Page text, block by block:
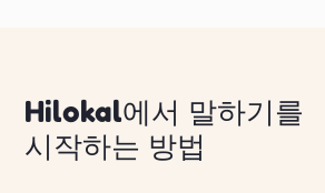
Hilokal에서 말하기를
시작하는 방법